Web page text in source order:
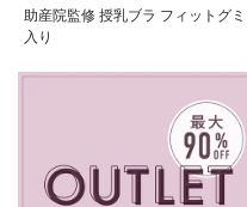
助産院監修 授乳ブラ フィットグミ
入り